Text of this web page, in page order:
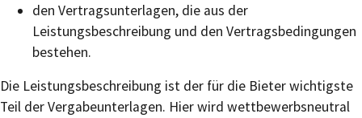
den Vertragsunterlagen, die aus der
Leistungsbeschreibung und den Vertragsbedingungen
bestehen.
Die Leistungsbeschreibung ist der für die Bieter wichtigste
Teil der Vergabeunterlagen. Hier wird wettbewerbsneutral